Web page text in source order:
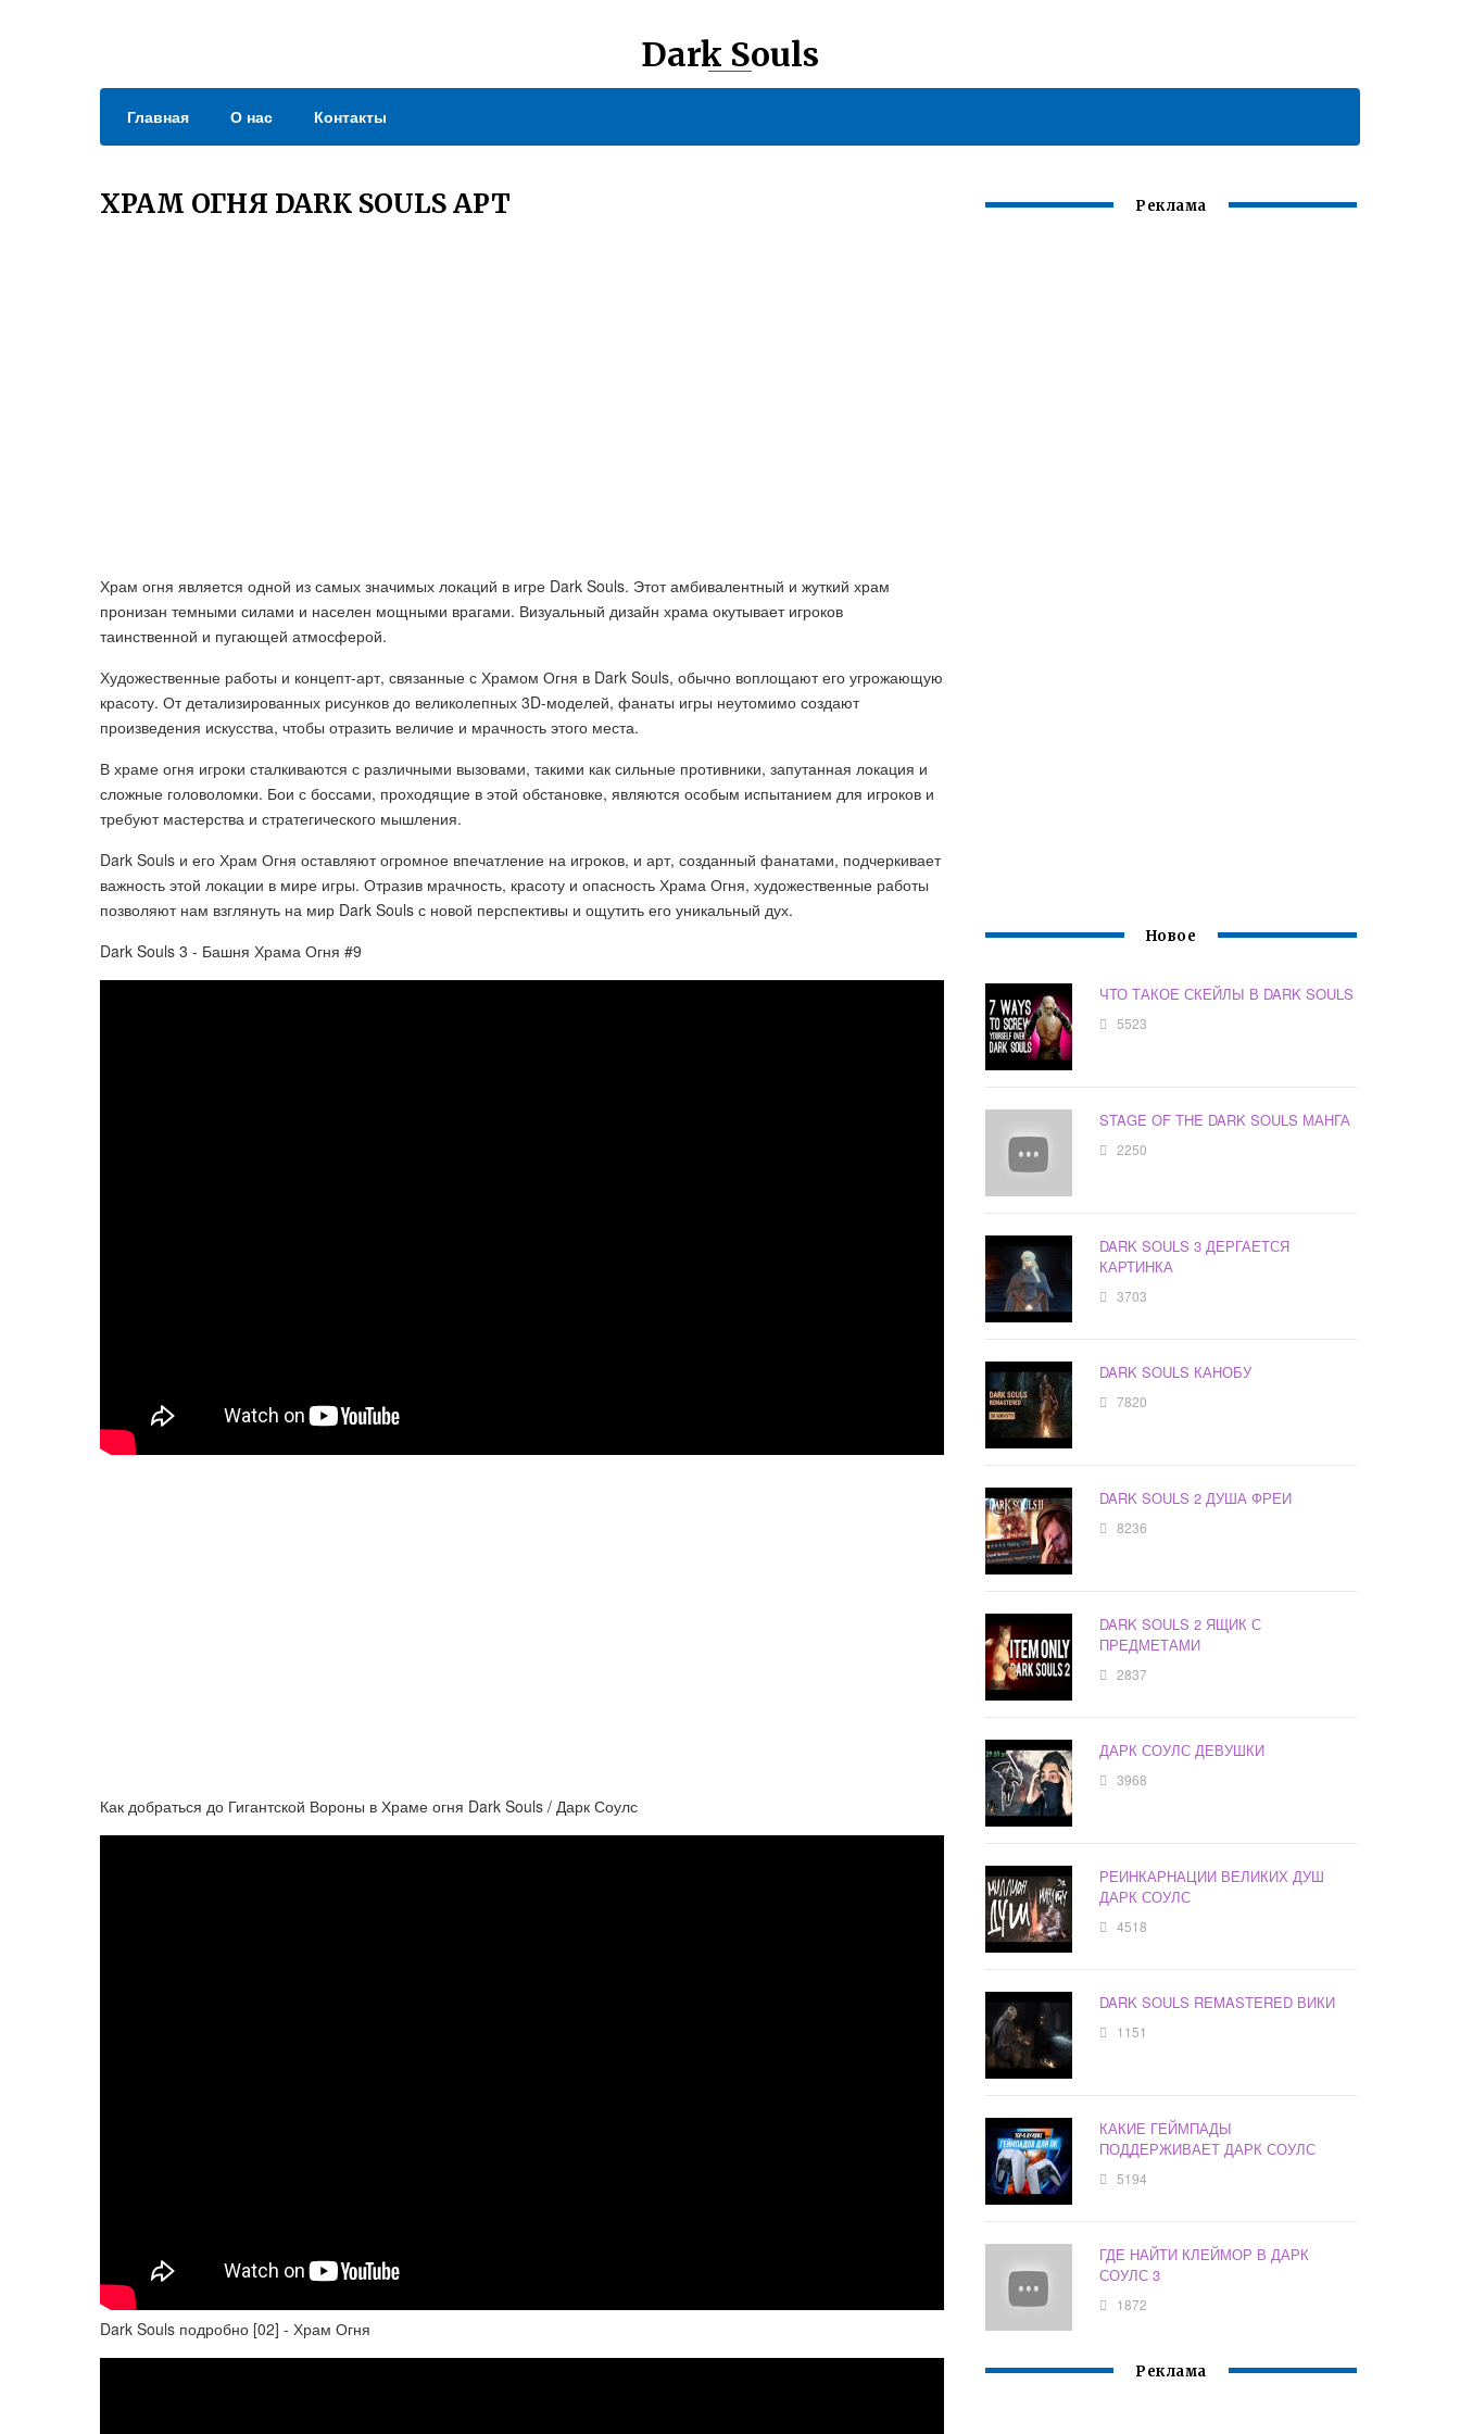
Dark Souls
Главная О нас Контакты
ХРАМ ОГНЯ DARK SOULS АРТ
Храм огня является одной из самых значимых локаций в игре Dark Souls. Этот амбивалентный и жуткий храм
пронизан темными силами и населен мощными врагами. Визуальный дизайн храма окутывает игроков
таинственной и пугающей атмосферой.
Художественные работы и концепт-арт, связанные с Храмом Огня в Dark Souls, обычно воплощают его угрожающую
красоту. От детализированных рисунков до великолепных 3D-моделей, фанаты игры неутомимо создают
произведения искусства, чтобы отразить величие и мрачность этого места.
В храме огня игроки сталкиваются с различными вызовами, такими как сильные противники, запутанная локация и
сложные головоломки. Бои с боссами, проходящие в этой обстановке, являются особым испытанием для игроков и
требуют мастерства и стратегического мышления.
Dark Souls и его Храм Огня оставляют огромное впечатление на игроков, и арт, созданный фанатами, подчеркивает
важность этой локации в мире игры. Отразив мрачность, красоту и опасность Храма Огня, художественные работы
позволяют нам взглянуть на мир Dark Souls с новой перспективы и ощутить его уникальный дух.
Dark Souls 3 - Башня Храма Огня #9
Как добраться до Гигантской Вороны в Храме огня Dark Souls / Дарк Соулс
Dark Souls подробно [02] - Храм Огня
Реклама
Новое
ЧТО ТАКОЕ СКЕЙЛЫ В DARK SOULS
5523
STAGE OF THE DARK SOULS МАНГА
2250
DARK SOULS 3 ДЕРГАЕТСЯ
КАРТИНКА
3703
DARK SOULS КАНОБУ
7820
DARK SOULS 2 ДУША ФРЕИ
8236
DARK SOULS 2 ЯЩИК С
ПРЕДМЕТАМИ
2837
ДАРК СОУЛС ДЕВУШКИ
3968
РЕИНКАРНАЦИИ ВЕЛИКИХ ДУШ
ДАРК СОУЛС
4518
DARK SOULS REMASTERED ВИКИ
1151
КАКИЕ ГЕЙМПАДЫ
ПОДДЕРЖИВАЕТ ДАРК СОУЛС
5194
ГДЕ НАЙТИ КЛЕЙМОР В ДАРК
СОУЛС 3
1872
Реклама